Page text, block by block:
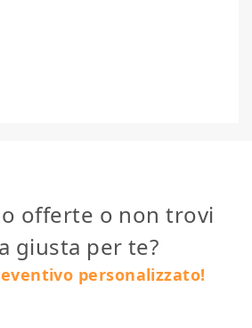
offerte o non trovi
giusta per te?
personalizzato!